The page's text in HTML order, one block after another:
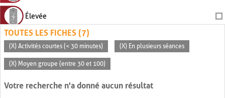
Élevée
TOUTES LES FICHES (7)
(X) Activités courtes (< 30 minutes) (X) En plusieurs séances
(X) Moyen groupe (entre 30 et 100)
Votre recherche n'a donné aucun résultat